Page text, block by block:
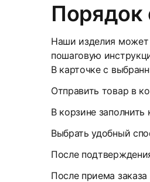
Порядок
Наши изделия может
пошаговую
В карточке с
Отправить товар в
В корзине
Выбрать удобный
После
После приема